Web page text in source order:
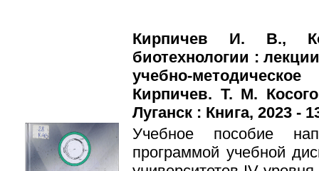
Кирпичев И. В.,
биотехнологии :
учебно-
Кирпичев. Т. М.
Луганск : Книга, 2023 -
Учебное пособие
программой учебной